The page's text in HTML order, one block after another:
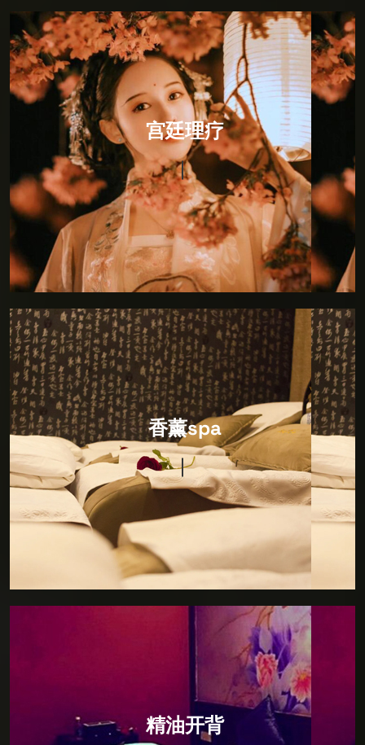
宫廷理疗
宫廷理疗
宫廷理疗，融入印度瑜伽的柔美与灵动后全新推出。将
恢宏与霸气放进一处幽居的男子，回眸一笑间褪落六宫
粉黛的佳人，通过砭、针、灸、药，以及导引按跷，从
而恢复和保持生理的均衡与平和。
香薰spa
香薰spa
特色香薰，源自东方，驻足东方，寻觅SPA发展之道，
将日本SPA秘术引进复刻，打造完美日式风格，让您通
过一场SPA即可畅游东瀛。精心营造舒适雅致的私人空
间，打造特色包房，在绝对私人的个人空间内，您可以
享受水疗按摩，特色SPA，才艺表演等独特项目，让您
专业压力，远离喧嚣，回归真我。
精油开背
精油开背
开精油SPA疏通豚部疏通四肢油压盛部保养除湿共计
150分钟，柔和的手法，贴心的服务，华贵的私人护理